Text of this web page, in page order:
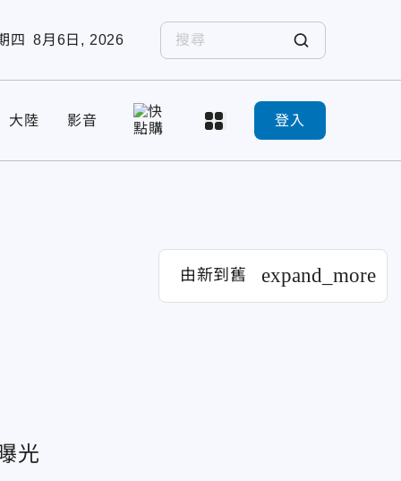
四 8月6日, 2026
大陸 影音 登入
由新到舊 expand_more
光